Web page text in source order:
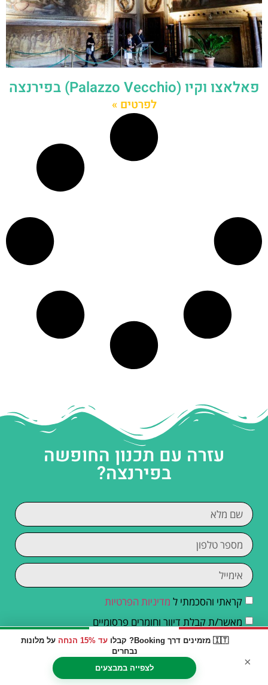
🇮🇹 מזמינים דרך Booking? קבלו עד 15% הנחה
על מלונות
נבחרים
לצפייה במבצעים
×
פאלאצו וקיו (Palazzo Vecchio) בפירנצה
לפרטים »
עזרה עם תכנון החופשה
בפירנצה?
קראתי והסכמתי ל מדיניות הפרטיות
מאשר/ת קבלת דיוור וחומרים פרסומיים
שליחה